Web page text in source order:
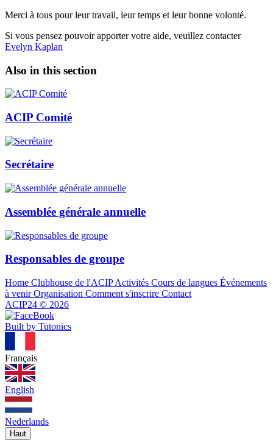
Merci à tous pour leur travail, leur temps et leur bonne volonté.
Si vous pensez pouvoir apporter votre aide, veuillez contacter
Evelyn Kaplan
Also in this section
ACIP Comité
Secrétaire
Assemblée générale annuelle
Responsables de groupe
Home Clubhouse de l'ACIPActivités Cours de langues Événements
à venirOrganisation Comment s'inscrire Contact
ACIP24 © 2026
Built by Tutonics
Français
English
Nederlands
Haut